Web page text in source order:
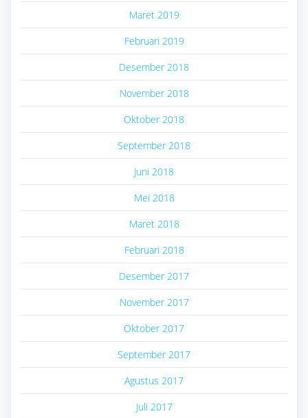
Maret 2019
Februari 2019
Desember 2018
November 2018
Oktober 2018
September 2018
Juni 2018
Mei 2018
Maret 2018
Februari 2018
Desember 2017
November 2017
Oktober 2017
September 2017
Agustus 2017
Juli 2017